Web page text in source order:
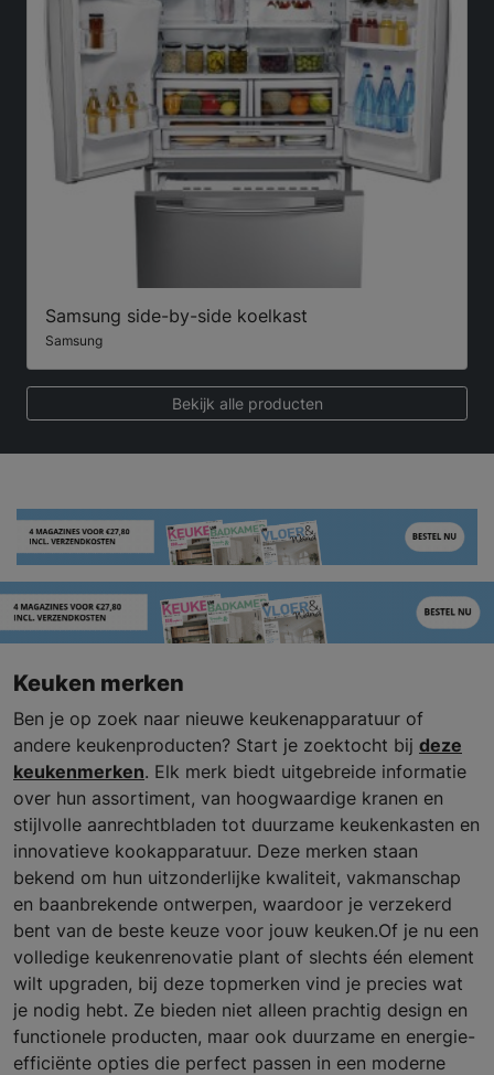
Samsung side-by-side koelkast
Samsung
Bekijk alle producten
Keuken merken
Ben je op zoek naar nieuwe keukenapparatuur of
andere keukenproducten? Start je zoektocht bij deze
keukenmerken. Elk merk biedt uitgebreide informatie
over hun assortiment, van hoogwaardige kranen en
stijlvolle aanrechtbladen tot duurzame keukenkasten en
innovatieve kookapparatuur. Deze merken staan
bekend om hun uitzonderlijke kwaliteit, vakmanschap
en baanbrekende ontwerpen, waardoor je verzekerd
bent van de beste keuze voor jouw keuken.Of je nu een
volledige keukenrenovatie plant of slechts één element
wilt upgraden, bij deze topmerken vind je precies wat
je nodig hebt. Ze bieden niet alleen prachtig design en
functionele producten, maar ook duurzame en energie-
efficiënte opties die perfect passen in een moderne